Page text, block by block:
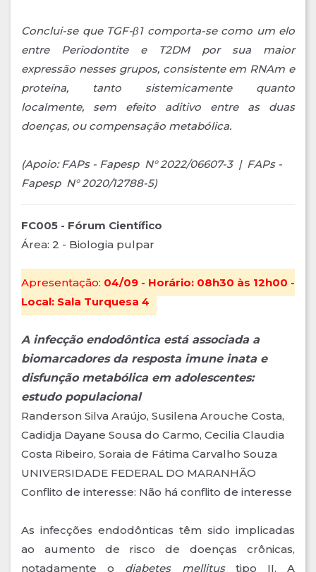
Conclui-se que TGF-β1 comporta-se como um elo
entre Periodontite e T2DM por sua maior
expressão nesses grupos, consistente em RNAm e
proteína, tanto sistemicamente quanto
localmente, sem efeito aditivo entre as duas
doenças, ou compensação metabólica.
(Apoio: FAPs - Fapesp N° 2022/06607-3 | FAPs -
Fapesp N° 2020/12788-5)
FC005 - Fórum Científico
Área: 2 - Biologia pulpar
Apresentação: 04/09 - Horário: 08h30 às 12h00 -
Local: Sala Turquesa 4
A infecção endodôntica está associada a
biomarcadores da resposta imune inata e
disfunção metabólica em adolescentes:
estudo populacional
Randerson Silva Araújo, Susilena Arouche Costa,
Cadidja Dayane Sousa do Carmo, Cecilia Claudia
Costa Ribeiro, Soraia de Fátima Carvalho Souza
UNIVERSIDADE FEDERAL DO MARANHÃO
Conflito de interesse: Não há conflito de interesse
As infecções endodônticas têm sido implicadas
ao aumento de risco de doenças crônicas,
notadamente o diabetes mellitustipo II. A